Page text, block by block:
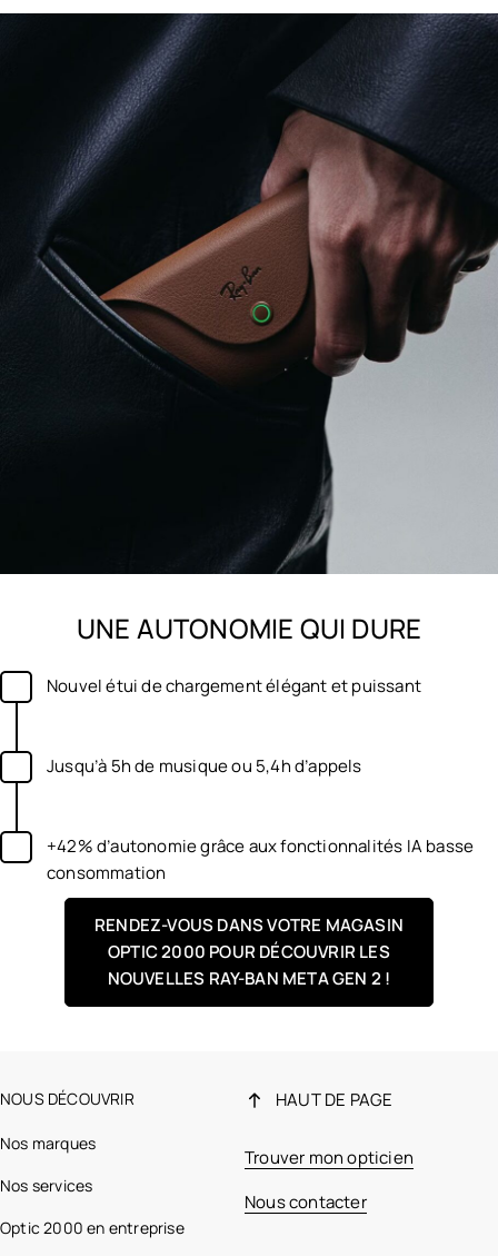
UNE AUTONOMIE QUI DURE
Nouvel étui de chargement élégant et puissant
Jusqu’à 5h de musique ou 5,4h d’appels
+42% d’autonomie grâce aux fonctionnalités IA basse
consommation
RENDEZ-VOUS DANS VOTRE MAGASIN
OPTIC 2000 POUR DÉCOUVRIR LES
NOUVELLES RAY-BAN META GEN 2 !
NOUS DÉCOUVRIR
Nos marques
Nos services
Optic 2000 en entreprise
HAUT DE PAGE
Trouver mon opticien
Nous contacter